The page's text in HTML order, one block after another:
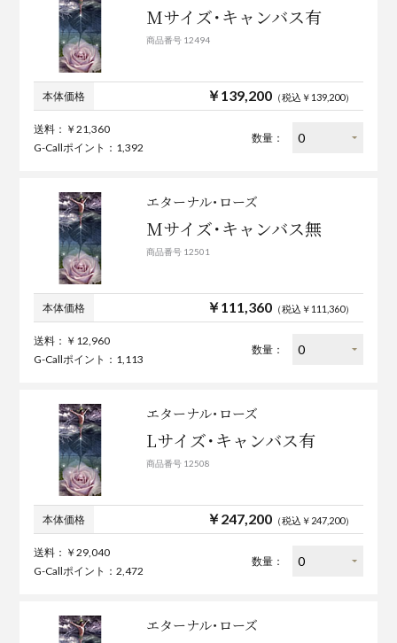
Mサイズ･キャンバス有
商品番号 12494
本体価格 ￥139,200（税込￥139,200）
送料：￥21,360
G-Callポイント：1,392
数量：
エターナル･ローズ
Mサイズ･キャンバス無
商品番号 12501
本体価格 ￥111,360（税込￥111,360）
送料：￥12,960
G-Callポイント：1,113
数量：
エターナル･ローズ
Lサイズ･キャンバス有
商品番号 12508
本体価格 ￥247,200（税込￥247,200）
送料：￥29,040
G-Callポイント：2,472
数量：
エターナル･ローズ